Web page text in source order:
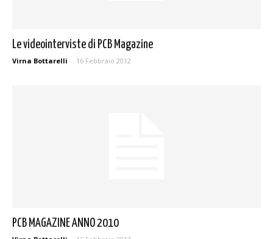
Le videointerviste di PCB Magazine
Virna Bottarelli - 16 Febbraio 2012
PCB MAGAZINE ANNO 2010